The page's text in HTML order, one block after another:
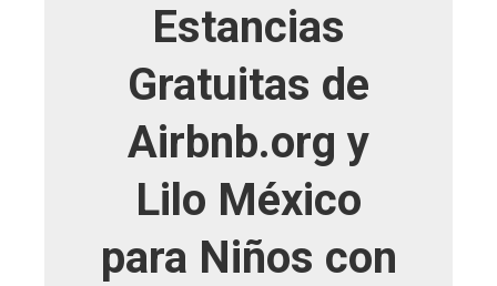
Estancias
Gratuitas de
Airbnb.org y
Lilo México
para Niños con